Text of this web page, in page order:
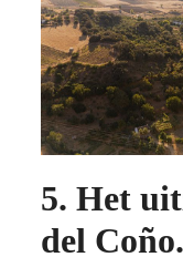
5. Het
del Coño.